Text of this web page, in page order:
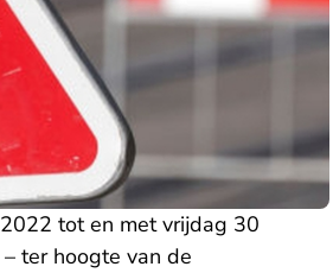
tot en met vrijdag 30
ter hoogte van de